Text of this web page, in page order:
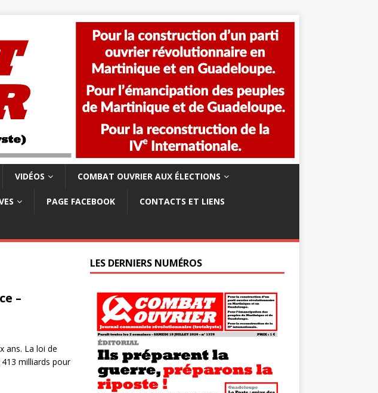
VIDÉOS COMBAT OUVRIER AUX ÉLECTIONS
PAGE FACEBOOK CONTACTS ET LIENS
–
ans. La loi de
milliards pour
LES DERNIERS NUMÉROS